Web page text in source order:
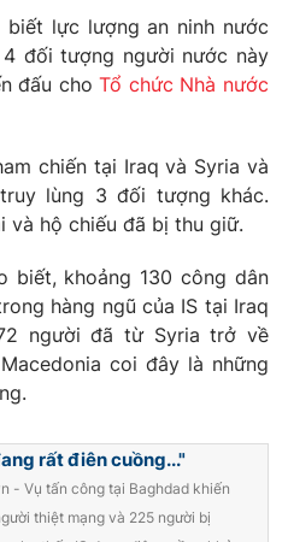
biết lực lượng an ninh nước
đối tượng người nước này
đấu choTổ chức Nhà nước
chiến tại Iraq và Syria và
lùng 3 đối tượng khác.
và hộ chiếu đã bị thu giữ.
biết, khoảng 130 công dân
hàng ngũ của IS tại Iraq
người đã từ Syria trở về
coi đây là những
rất điên cuồng..."
- Vụ tấn công tại Baghdad khiến
thiệt mạng và 225 người bị